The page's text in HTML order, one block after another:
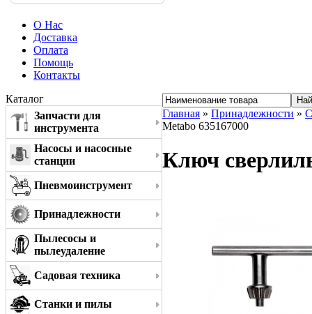
О Нас
Доставка
Оплата
Помощь
Контакты
Каталог
Запчасти для
инструмента
Насосы и насосные
станции
Пневмоинструмент
Принадлежности
Пылесосы и
пылеудаление
Садовая техника
Станки и пилы
Главная » Принадлежности »
Metabo 635167000
Ключ